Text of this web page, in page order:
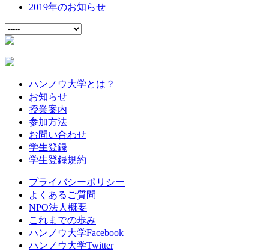
2019年のお知らせ
ハンノウ大学とは？
お知らせ
授業案内
参加方法
お問い合わせ
学生登録
学生登録規約
プライバシーポリシー
よくあるご質問
NPO法人概要
これまでの歩み
ハンノウ大学Facebook
ハンノウ大学Twitter